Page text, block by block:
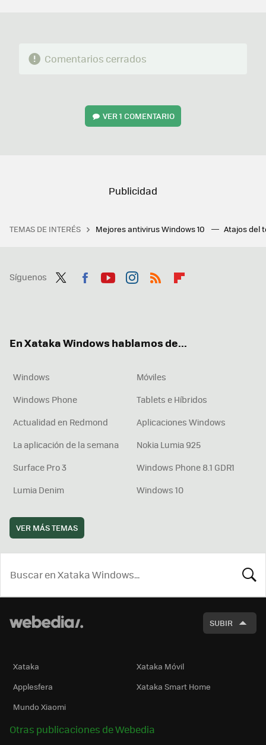
Comentarios cerrados
VER1 COMENTARIO
TEMAS DE INTERÉS Mejores antivirus Windows 10 Atajos del
Síguenos
En Xataka Windows hablamos de...
Windows
Móviles
Windows Phone
Tablets e Híbridos
Actualidad en Redmond
Aplicaciones Windows
La aplicación de la semana
Nokia Lumia 925
Surface Pro 3
Windows Phone 8.1 GDR1
Lumia Denim
Windows 10
VER MÁS TEMAS
SUBIR
Xataka
Xataka Móvil
Applesfera
Xataka Smart Home
Mundo Xiaomi
Otras publicaciones de Webedia